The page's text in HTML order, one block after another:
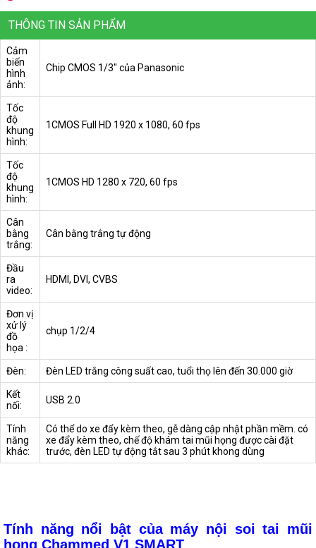
THÔNG TIN SẢN PHẨM
Cảm
biến
hình
ảnh:
Chip CMOS 1/3" của Panasonic
Tốc
độ
khung
hình:
1CMOS Full HD 1920 x 1080, 60 fps
Tốc
độ
khung
hình:
1CMOS HD 1280 x 720, 60 fps
Cân
bằng
trắng:
Cân bằng trắng tự động
Đầu
ra
video:
HDMI, DVI, CVBS
Đơn vị
xử lý
đồ
họa :
chụp 1/2/4
Đèn: Đèn LED trắng công suất cao, tuổi thọ lên đến 30.000 giờ
Kết
nối:
USB 2.0
Tính
năng
khác:
Có thể do xe đẩy kèm theo, gễ dàng cập nhật phần mềm. có
xe đẩy kèm theo, chế độ khám tai mũi họng được cài đặt
trước, đèn LED tự động tắt sau 3 phút khong dùng
Tính năng nổi bật của máy nội soi tai mũi
họng Chammed V1 SMART